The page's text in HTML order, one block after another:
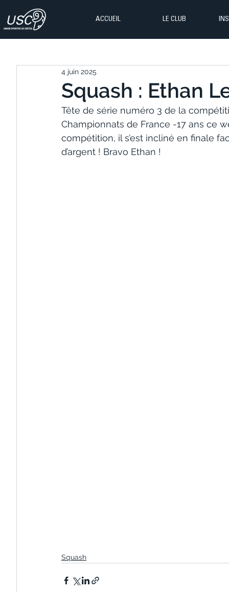
ACCUEIL LE CLUB
Squash : Ethan
4 juin 2025
Tête de série numéro 3 de la
Championnats de France -17 ans ce
compétition, il s’est incliné en finale
d’argent ! Bravo Ethan !
Squash